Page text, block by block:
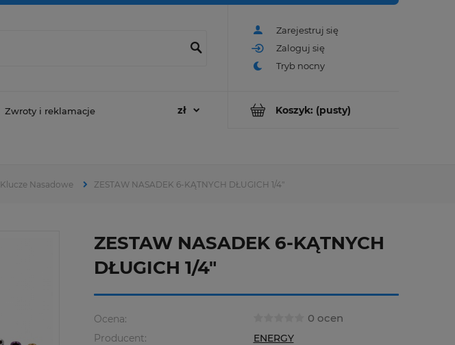
Zarejestruj się
Zaloguj się
Koszyk: (pusty)
Zwroty i reklamacje
Klucze Nasadowe ZESTAW NASADEK 6-KĄTNYCH DŁUGICH 1/4"
ZESTAW NASADEK 6-KĄTNYCH
DŁUGICH 1/4"
Ocena: 0 ocen
Producent:
ENERGY